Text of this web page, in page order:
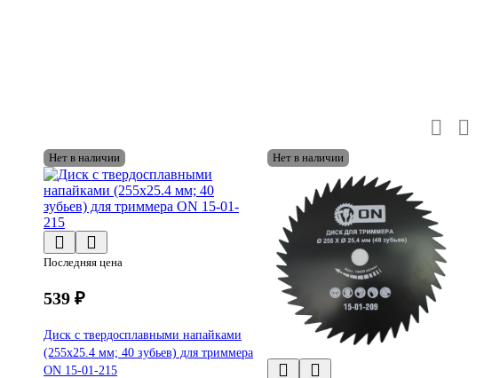
Нет в наличии
Последняя цена
539 ₽
Диск c твердосплавными напайками
(255х25.4 мм; 40 зубьев) для триммера
ON 15-01-215
Нет в наличии